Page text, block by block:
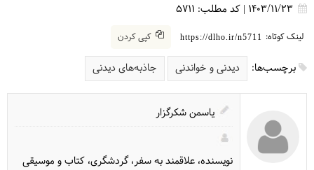
1403/11/23
| کد مطلب: 5711
لینک کوتاه: https://dlho.ir/n5711 کپی کردن
برچسب‌ها: دیدنی و خواندنی جاذبه‌های دیدنی
یاسمن شکرگزار
نویسنده، علاقمند به سفر، گردشگری، کتاب و موسیقی